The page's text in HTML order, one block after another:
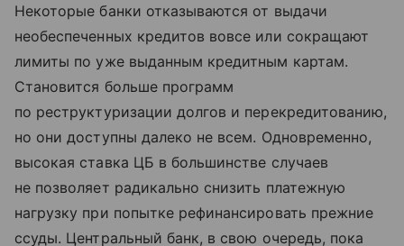
Некоторые банки отказываются от выдачи
необеспеченных кредитов вовсе или сокращают
лимиты по уже выданным кредитным картам.
Становится больше программ
по реструктуризации долгов и перекредитованию,
но они доступны далеко не всем. Одновременно,
высокая ставка ЦБ в большинстве случаев
не позволяет радикально снизить платежную
нагрузку при попытке рефинансировать прежние
ссуды. Центральный банк, в свою очередь, пока